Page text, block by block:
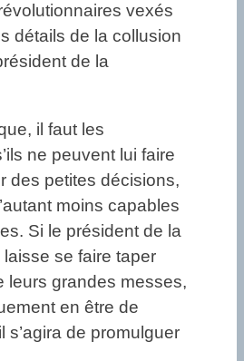
vexés
détails de la collusion
de la
il faut les
ne peuvent lui faire
des petites décisions,
moins capables
Si le président de la
se faire taper
leurs grandes messes,
en être de
s’agira de promulguer